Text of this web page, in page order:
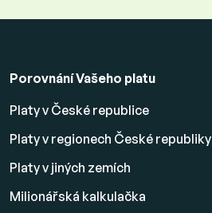
Porovnání Vašeho platu
Platy v České republice
Platy v regionech České republiky
Platy v jiných zemích
Milionářská kalkulačka